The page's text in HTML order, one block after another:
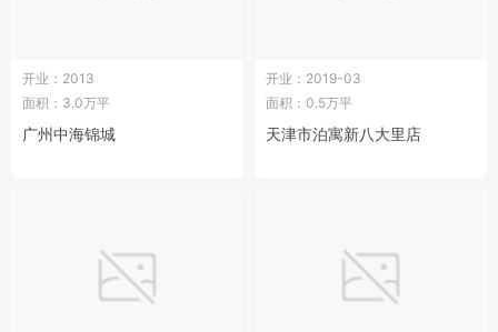
开业：2013
面积：3.0万平
广州中海锦城
开业：2019-03
面积：0.5万平
天津市泊寓新八大里店